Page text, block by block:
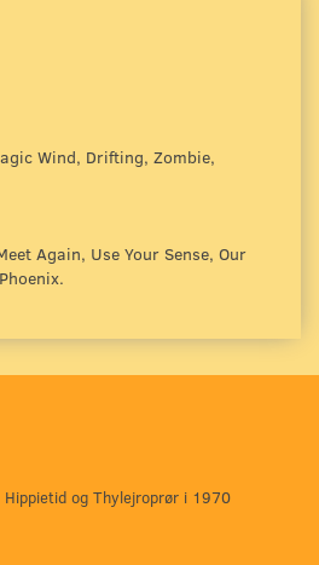
Wind, Drifting, Zombie,
Again, Use Your Sense, Our
og Thylejroprør i 1970